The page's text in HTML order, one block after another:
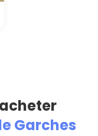
Garches